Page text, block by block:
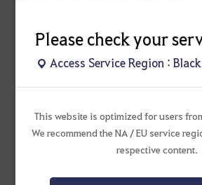
Please check your
Access Service Region :
This website is optimized for users
We recommend the NA / EU service
respective content.
이후 해당 업데이트와 관련된 소식이 있다면, 검은사
업데이트 노트를 통해 다시 한번 안내해 드릴 수 있
소식을 전해드리게 되었는데요. 모험가님들께 더 좋
있을 것으로 기대했던 만큼 저희 또한 아쉬운 마음이
하지만, 이 외에도 재배 콘텐츠를 더 풍성하고 즐겁
모험가님들의 많은 관심, 그리고 아낌없는 의견 부